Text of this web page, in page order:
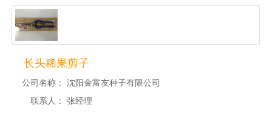
长头稀果剪子
公司名称：
沈阳金富友种子有限公司
联系人：
张经理